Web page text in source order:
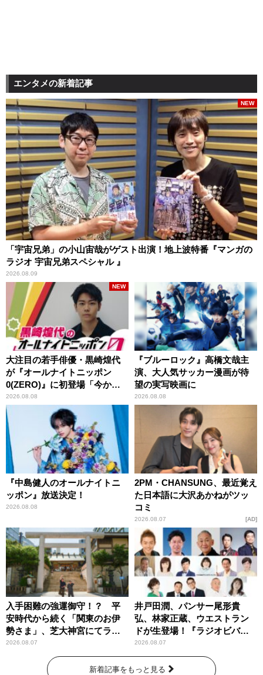
エンタメの新着記事
「宇宙兄弟」の小山宙哉がゲスト出演！地上波特番『マンガの
ラジオ 宇宙兄弟スペシャル 』
2026.08.09
NEW
大注目の若手俳優・黒崎煌代
が『オールナイトニッポン
0(ZERO)』に初登場「今から
とてもワクワクしておりま
す！」
2026.08.08
NEW
『ブルーロック』高橋文哉主
演、大人気サッカー漫画が待
望の実写映画に
2026.08.08
『中島健人のオールナイトニ
ッポン』放送決定！
2026.08.08
2PM・CHANSUNG、最近覚え
た日本語に大沢あかねがツッ
コミ
2026.08.07 AD
入手困難の強運御守！？ 平
安時代から続く「関東のお伊
勢さま」、芝大神宮にてラン
パンプスが合格祈願！
2026.08.07
井戸田潤、パンサー尾形貴
弘、林家正蔵、ウエストラン
ドが生登場！『ラジオビバリ
ー昼ズ』
2026.08.07
新着記事をもっと見る